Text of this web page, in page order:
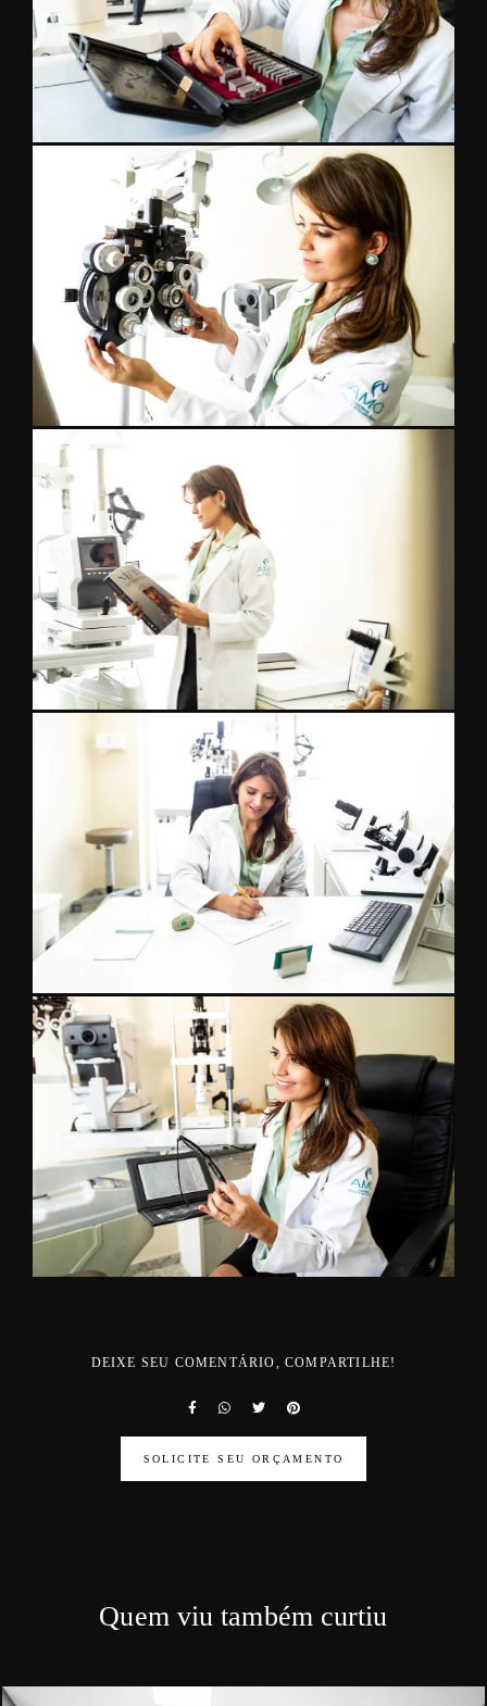
DEIXE SEU COMENTÁRIO, COMPARTILHE!
SOLICITE SEU ORÇAMENTO
Quem viu também curtiu